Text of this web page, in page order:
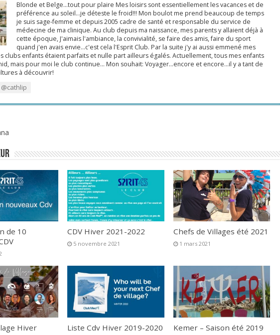
Blonde et Belge...tout pour plaire Mes loisirs sont essentiellement les vacances et de
préférence au soleil...je déteste le froid!!! Mon boulot me prend beaucoup de temps
je suis sage-femme et depuis 2005 cadre de santé et responsable du service de
médecine de ma clinique. Au club depuis ma naissance, mes parents y allaient déjà à
cette époque, J'aimais l'ambiance, la convivialité, se faire des amis, faire du sport
quand j'en avais envie...c'est cela l'Esprit Club. Par la suite j'y ai aussi emmené mes
clubs enfants étaient parfaits et nulle part ailleurs égalés. Actuellement, tous mes enfants
mais pour moi le club continue... Mon souhait: Voyager...encore et encore...il y a tant de
à découvrir!
de 10
CDV Hiver 2021-2022
5 novembre 2021
Chefs de Villages été 2021
1 mars 2021
Hiver
Liste Cdv Hiver 2019-2020 Kemer – Saison été 2019